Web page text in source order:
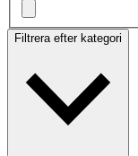
Filtrera efter kategori